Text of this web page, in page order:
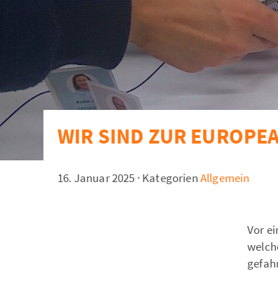
WIR SIND ZUR
16. Januar 2025 · KategorienAllgemein
Vor